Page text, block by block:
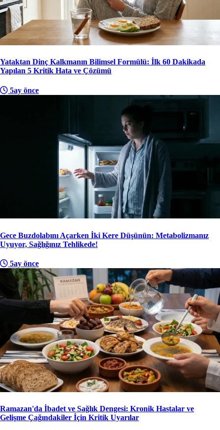
Yataktan Dinç Kalkmanın Bilimsel Formülü: İlk 60 Dakikada
Yapılan 5 Kritik Hata ve Çözümü
5ay önce
Gece Buzdolabını Açarken İki Kere Düşünün: Metabolizmanız
Uyuyor, Sağlığınız Tehlikede!
5ay önce
Ramazan'da İbadet ve Sağlık Dengesi: Kronik Hastalar ve
Gelişme Çağındakiler İçin Kritik Uyarılar